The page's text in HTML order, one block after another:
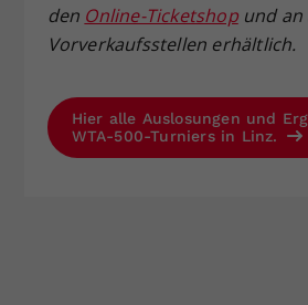
den Online-Ticketshopund an
Vorverkaufsstellen erhältlich.
Hier alle Auslosungen und
WTA-500-Turniers in Linz.